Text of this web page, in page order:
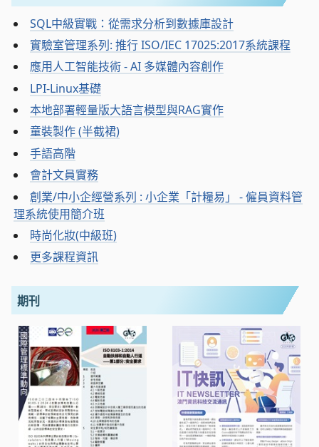
SQL中級實戰：從需求分析到數據庫設計
實驗室管理系列: 推行 ISO/IEC 17025:2017系統課程
應用人工智能技術 - AI 多媒體內容創作
LPI-Linux基礎
本地部署輕量版大語言模型與RAG實作
童裝製作 (半截裙)
手語高階
會計文員實務
創業/中小企經營系列 : 小企業「計糧易」 - 僱員資料管
理系統使用簡介班
時尚化妝(中級班)
更多課程資訊
期刊